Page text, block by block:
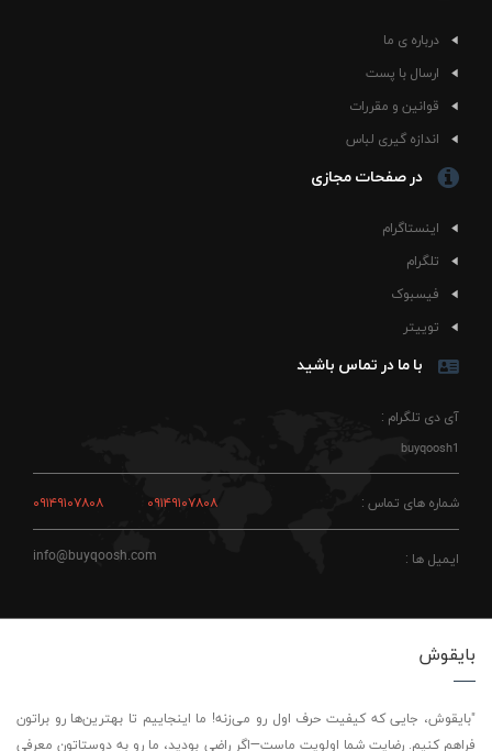
درباره ی ما
ارسال با پست
قوانین و مقررات
اندازه گیری لباس
در صفحات مجازی
اینستاگرام
تلگرام
فیسبوک
توییتر
با ما در تماس باشید
آی دی تلگرام :
buyqoosh1
شماره های تماس : ۰۹۱۴۹۱۰۷۸۰۸ ۰۹۱۴۹۱۰۷۸۰۸
ایمیل ها : info@buyqoosh.com
بایقوش
"بایقوش، جایی که کیفیت حرف اول رو می‌زنه! ما اینجاییم تا بهترین‌ها رو براتون
فراهم کنیم. رضایت شما اولویت ماست—اگر راضی بودید، ما رو به دوستاتون معرفی